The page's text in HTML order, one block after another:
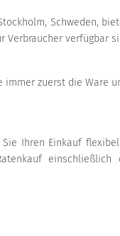
Schweden,
Verbraucher verfügbar
zuerst die Ware
Ihren Einkauf